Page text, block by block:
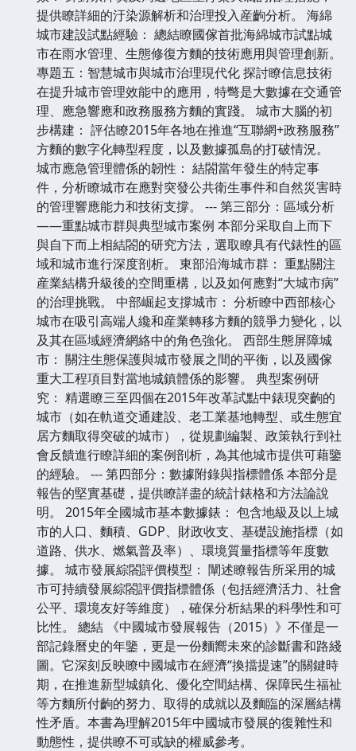
提供瞭詳細的汙染源解析和治理投入産齣分析。 海綿
城市建設試點經驗： 總結瞭國傢首批海綿城市試點城
市在雨水管理、生態修復方麵的技術應用與管理創新。
專題五：智慧城市與城市治理現代化 探討瞭信息技術
在提升城市管理效能中的應用，特彆是大數據在交通管
理、應急響應和政務服務方麵的實踐。 城市大腦的初
步構建： 評估瞭2015年各地在推進“互聯網+政務服務”
方麵的數字化轉型程度，以及數據孤島的打破情況。
城市應急管理體係的韌性： 結閤當年發生的特定事
件，分析瞭城市在應對突發公共衛生事件和自然災害時
的管理響應能力和技術支撐。 --- 第三部分：區域分析
——重點城市群與典型城市案例 本部分采取自上而下
與自下而上相結閤的研究方法，選取瞭具有代錶性的區
域和城市進行深度剖析。 東部沿海城市群： 重點關注
産業結構升級後的空間重構，以及如何應對“大城市病”
的治理挑戰。 中部崛起支撐城市： 分析瞭中西部核心
城市在吸引高端人纔和産業轉移方麵的競爭力變化，以
及其在區域經濟網絡中的角色強化。 西部生態屏障城
市： 關注生態保護與城市發展之間的平衡，以及國傢
重大工程項目對當地城鎮體係的影響。 典型案例研
究： 精選瞭三至四個在2015年改革試點中錶現突齣的
城市（如在軌道交通建設、老工業基地轉型、或生態宜
居方麵取得突破的城市），從規劃編製、政策執行到社
會反饋進行瞭詳細的案例剖析，為其他城市提供可藉鑒
的經驗。 --- 第四部分：數據附錄與指標體係 本部分是
報告的堅實基礎，提供瞭詳盡的統計錶格和方法論說
明。 2015年全國城市基本數據錶： 包含地級及以上城
市的人口、麵積、GDP、財政收支、基礎設施指標（如
道路、供水、燃氣普及率）、環境質量指標等年度數
據。 城市發展綜閤評價模型： 闡述瞭報告所采用的城
市可持續發展綜閤評價指標體係（包括經濟活力、社會
公平、環境友好等維度），確保分析結果的科學性和可
比性。 總結 《中國城市發展報告（2015）》不僅是一
部記錄曆史的年鑒，更是一份麵嚮未來的診斷書和路綫
圖。它深刻反映瞭中國城市在經濟“換擋提速”的關鍵時
期，在推進新型城鎮化、優化空間結構、保障民生福祉
等方麵所付齣的努力、取得的成就以及麵臨的深層結構
性矛盾。本書為理解2015年中國城市發展的復雜性和
動態性，提供瞭不可或缺的權威參考。